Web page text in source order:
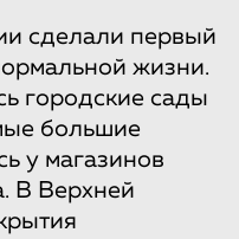
сделали первый
жизни.
городские сады
большие
у магазинов
В Верхней